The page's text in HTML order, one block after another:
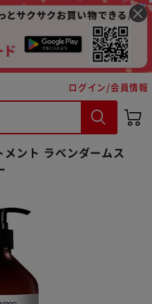
ログイン/会員情報
ント ラベンダームス